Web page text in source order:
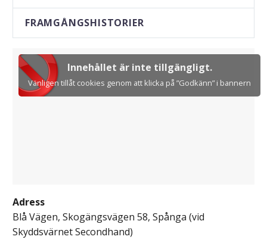
FRAMGÅNGSHISTORIER
Innehållet är inte tillgängligt.
Vänligen tillåt cookies genom att klicka på ”Godkänn” i bannern
Adress
Blå Vägen, Skogängsvägen 58, Spånga (vid
Skyddsvärnet Secondhand)